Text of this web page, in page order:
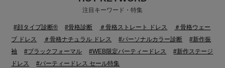
注目キーワード・特集
#顔タイプ診断® #骨格診断 ＃骨格ストレート ドレス
＃骨格ウェー
ブ ドレス
＃骨格ナチュラル ドレス #パーソナルカラー診断
#新作振
袖
#ブラックフォーマル #WEB限定パーティードレス
#新作ステージ
ドレス
#パーティードレス セール特集